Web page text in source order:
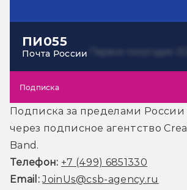
ПИ055
Почта России
Подписка
Подписка за пределами России
через подписное агентство
Band.
Телефон: +7 (499) 6851330
Email: JoinUs@csb-agency.ru